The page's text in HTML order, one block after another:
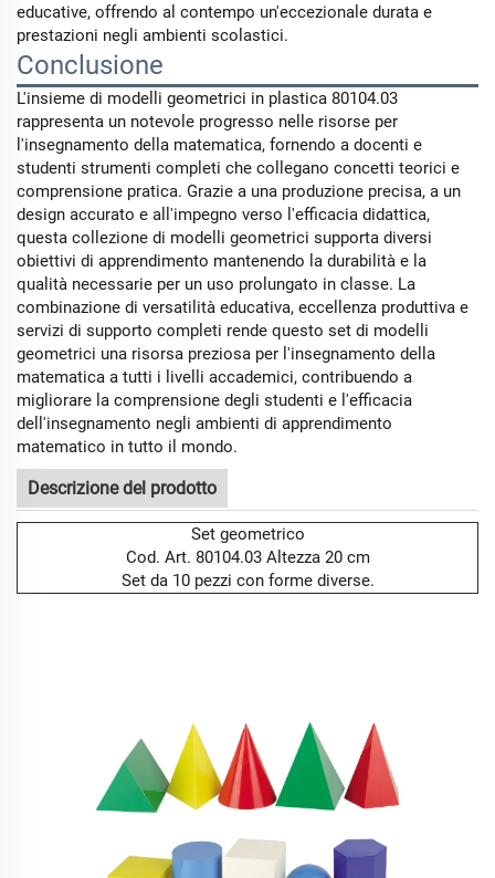
educative, offrendo al contempo un'eccezionale durata e
prestazioni negli ambienti scolastici.
Conclusione
L'insieme di modelli geometrici in plastica 80104.03
rappresenta un notevole progresso nelle risorse per
l'insegnamento della matematica, fornendo a docenti e
studenti strumenti completi che collegano concetti teorici e
comprensione pratica. Grazie a una produzione precisa, a un
design accurato e all'impegno verso l'efficacia didattica,
questa collezione di modelli geometrici supporta diversi
obiettivi di apprendimento mantenendo la durabilità e la
qualità necessarie per un uso prolungato in classe. La
combinazione di versatilità educativa, eccellenza produttiva e
servizi di supporto completi rende questo set di modelli
geometrici una risorsa preziosa per l'insegnamento della
matematica a tutti i livelli accademici, contribuendo a
migliorare la comprensione degli studenti e l'efficacia
dell'insegnamento negli ambienti di apprendimento
matematico in tutto il mondo.
Descrizione del prodotto
Set geometrico
Cod. Art. 80104.03 Altezza 20 cm
Set da 10 pezzi con forme diverse.